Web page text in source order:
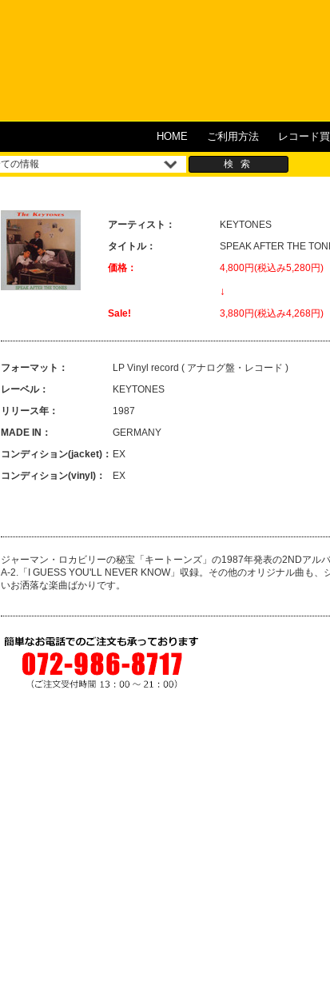
HOME ご利用方法 レコード
アーティスト：
KEYTONES
タイトル：
SPEAK AFTER THE
価格：
4,800円(税込み5,280円)
↓
Sale! 3,880円(税込み4,268円)
フォーマット：
LP Vinyl record ( アナログ盤・レコード )
レーベル：
KEYTONES
リリース年：
1987
MADE IN：
GERMANY
コンディション(jacket)： EX
コンディション(vinyl)：
EX
ジャーマン・ロカビリーの秘宝「キートーンズ」の1987年発表の2NDアル
A-2.「I GUESS YOU'LL NEVER KNOW」収録。その他のオリジナル曲も、
いお洒落な楽曲ばかりです。